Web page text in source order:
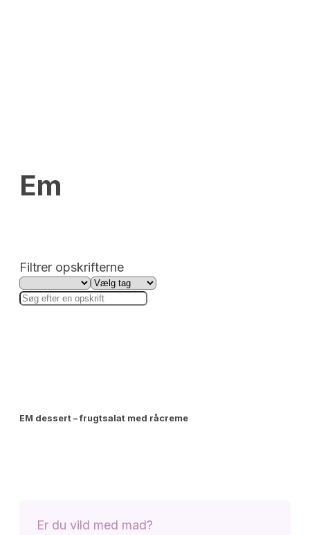
Em
Filtrer opskrifterne
EM dessert – frugtsalat med råcreme
Er du vild med mad?